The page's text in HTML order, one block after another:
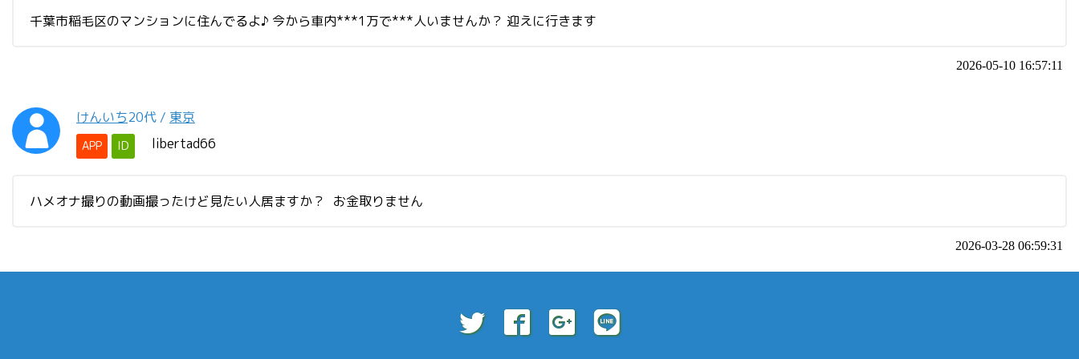
千葉市稲毛区のマンションに住んでるよ♪ 今から車内***1万で***人いませんか？ 迎えに行きます
2026-05-10 16:57:11
けんいち20代 / 東京
APP ID libertad66
ハメオナ撮りの動画撮ったけど見たい人居ますか？ お金取りません
2026-03-28 06:59:31